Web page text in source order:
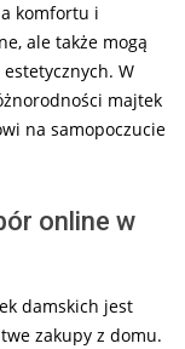
komfortu i
ale także mogą
W
majtek
na samopoczucie
online w
damskich jest
zakupy z domu.